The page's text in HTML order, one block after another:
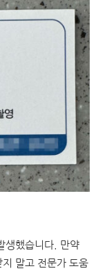
생했습니다. 만약
말고 전문가 도움